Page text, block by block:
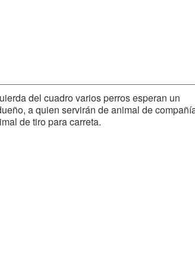
del cuadro varios perros esperan un
a quien servirán de animal de
de tiro para carreta.